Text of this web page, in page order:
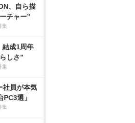
、自ら描
チャー”
集
結成1周年
しさ”
集
社員が本気
選」
集